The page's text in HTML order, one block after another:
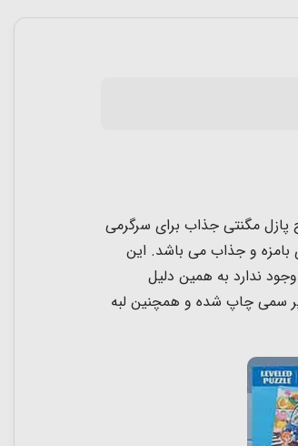
پازل مگنتی جذاب برای سرگرمی
این پازل کودک دارای طرح های بامزه و جذاب می باشد. این
ندارد به همین دلیل
جورچین مگنتی قابلیت چسبیدن روی سطوح فلزی رو هم دارد. پازل های مگنتی 2 در 1 با مواد غیر سمی چاپ شده و همچنین لبه